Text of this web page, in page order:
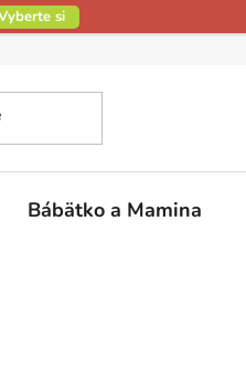
si
Bábätko a Mamina